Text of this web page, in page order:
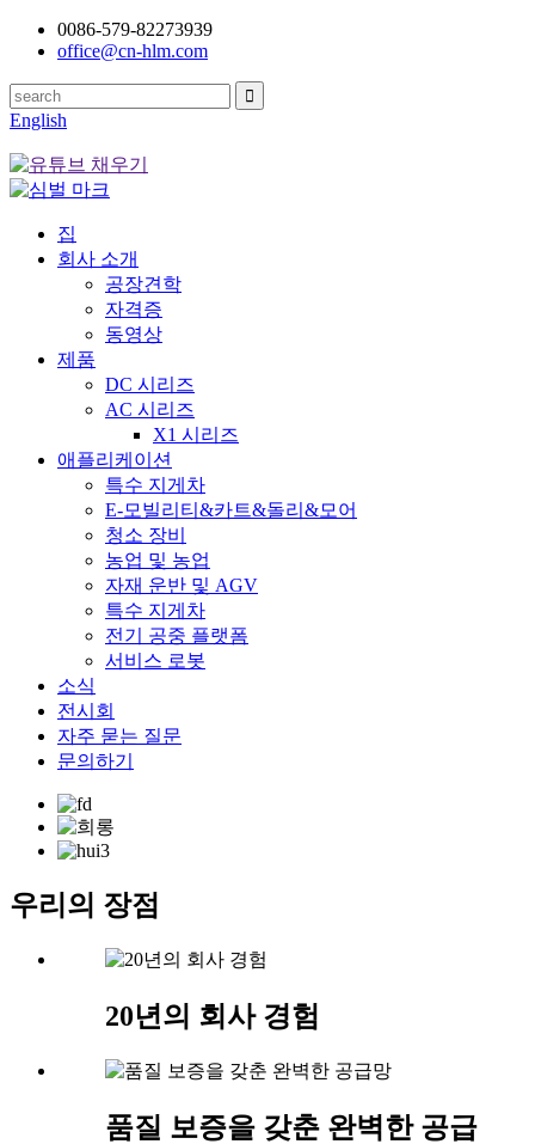
0086-579-82273939
office@cn-hlm.com
English
집
회사 소개
공장견학
자격증
동영상
제품
DC 시리즈
AC 시리즈
X1 시리즈
애플리케이션
특수 지게차
E-모빌리티&카트&돌리&모어
청소 장비
농업 및 농업
자재 운반 및 AGV
특수 지게차
전기 공중 플랫폼
서비스 로봇
소식
전시회
자주 묻는 질문
문의하기
우리의 장점
20년의 회사 경험
품질 보증을 갖춘 완벽한 공급